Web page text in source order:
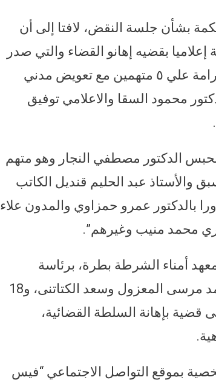
بشأن جلسة النقض، لافتا إلى أن
بقضيه إهانو القضاء والتي صدر
فيها الحكم علي ٢٠ متهما بالحبس ثلاث سنوات وبالغرامة علي ٥ متهمين مع تعويض مدني
محمود السقا والاعلامي توفيق
الدكتور مصطفي النجار وهو متهم
والأستاذ عبد الحليم قنديل الكاتب
بالدكتور عمرو حمزاوي والمدون علاء
محمد منيب وغيرهم”.
أمناء الشرطة بطرة، برئاسة
المستشار حمادة شكرى، كانت قد قضت بحبس محمد مرسى المعزول وسعد الكتاتنى، و18
2017، بالسجن 3 سنوات فى قضية بإهانة السلطة القضائية،
بموقع التواصل الاجتماعي “فيس